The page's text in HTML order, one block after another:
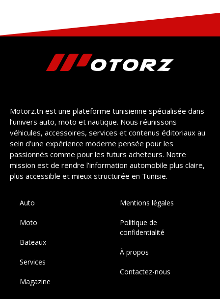
Motorz.tn est une plateforme tunisienne spécialisée dans
l’univers auto, moto et nautique. Nous réunissons
véhicules, accessoires, services et contenus éditoriaux au
sein d’une expérience moderne pensée pour les
passionnés comme pour les futurs acheteurs. Notre
mission est de rendre l’information automobile plus claire,
plus accessible et mieux structurée en Tunisie.
Auto
Moto
Bateaux
Services
Magazine
Mentions légales
Politique de
confidentialité
À propos
Contactez-nous